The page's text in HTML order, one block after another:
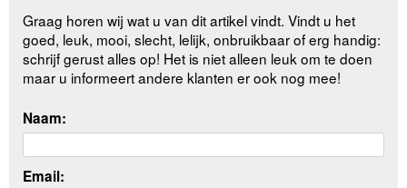
Graag horen wij wat u van dit artikel vindt. Vindt u het
goed, leuk, mooi, slecht, lelijk, onbruikbaar of erg handig:
schrijf gerust alles op! Het is niet alleen leuk om te doen
maar u informeert andere klanten er ook nog mee!
Naam:
Email: